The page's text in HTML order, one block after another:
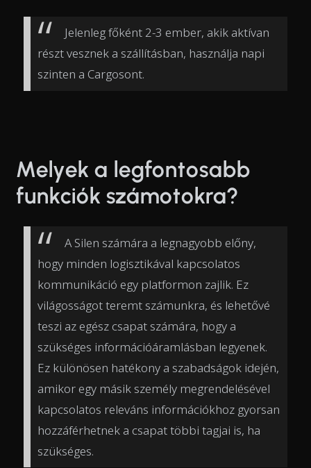
Jelenleg főként 2-3 ember, akik aktívan
részt vesznek a szállításban, használja napi
szinten a Cargosont.
Melyek a legfontosabb
funkciók számotokra?
A Silen számára a legnagyobb előny,
hogy minden logisztikával kapcsolatos
kommunikáció egy platformon zajlik. Ez
világosságot teremt számunkra, és lehetővé
teszi az egész csapat számára, hogy a
szükséges információáramlásban legyenek.
Ez különösen hatékony a szabadságok idején,
amikor egy másik személy megrendelésével
kapcsolatos releváns információkhoz gyorsan
hozzáférhetnek a csapat többi tagjai is, ha
szükséges.